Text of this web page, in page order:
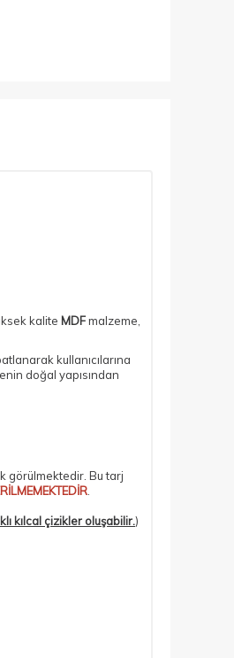
kalite MDFmalzeme,
kullanıcılarına
doğal yapısından
görülmektedir. Bu tarj
kılcal çizikler oluşabilir.)